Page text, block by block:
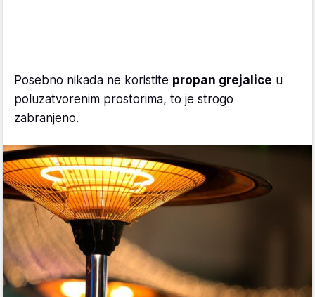
Posebno nikada ne koristite propan grejalice u
poluzatvorenim prostorima, to je strogo
zabranjeno.